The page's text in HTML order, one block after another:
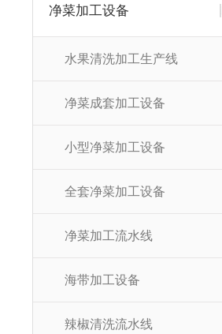
净菜加工设备
水果清洗加工生产线
净菜成套加工设备
小型净菜加工设备
全套净菜加工设备
净菜加工流水线
海带加工设备
辣椒清洗流水线